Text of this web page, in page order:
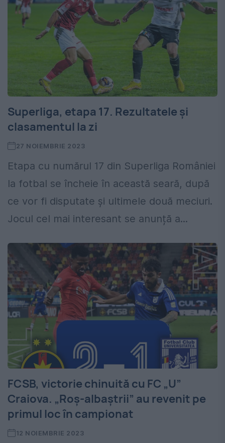
Superliga, etapa 17. Rezultatele și
clasamentul la zi
27 NOIEMBRIE 2023
Etapa cu numărul 17 din Superliga României
la fotbal se încheie în această seară, după
ce vor fi disputate și ultimele două meciuri.
Jocul cel mai interesant se anunță a...
FCSB, victorie chinuită cu FC „U”
Craiova. „Roș-albaștrii” au revenit pe
primul loc în campionat
12 NOIEMBRIE 2023